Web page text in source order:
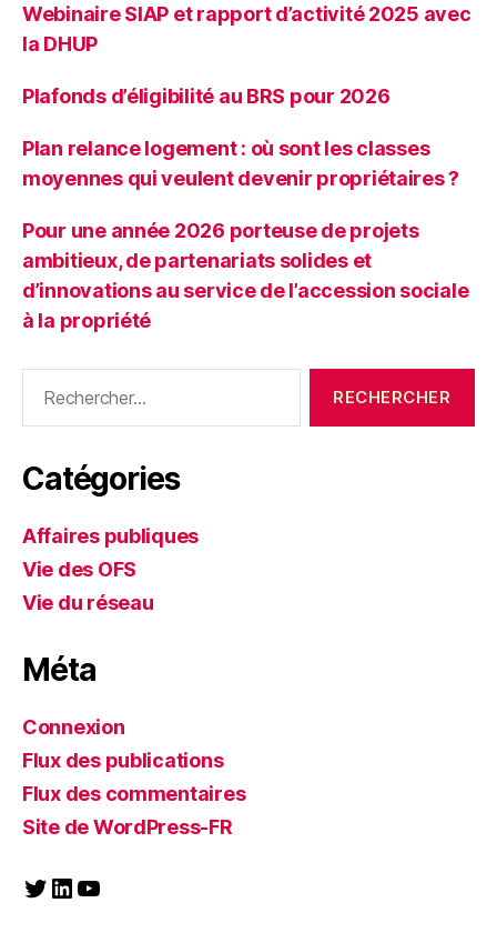
Webinaire SIAP et rapport d’activité 2025 avec
la DHUP
Plafonds d’éligibilité au BRS pour 2026
Plan relance logement : où sont les classes
moyennes qui veulent devenir propriétaires ?
Pour une année 2026 porteuse de projets
ambitieux, de partenariats solides et
d’innovations au service de l’accession sociale
à la propriété
Catégories
Affaires publiques
Vie des OFS
Vie du réseau
Méta
Connexion
Flux des publications
Flux des commentaires
Site de WordPress-FR
Twitter
LinkedIn
YouTube